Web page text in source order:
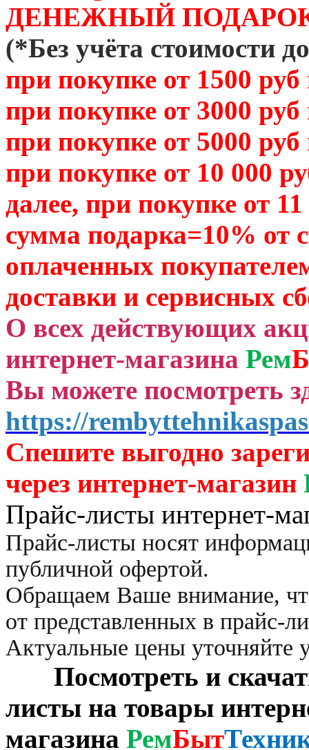
ДЕНЕЖНЫЙ
(*Без учёта стоимости
при покупке от 1500
при покупке от 3000
при покупке от 5000
при покупке от 10 000
далее, при покупке от
сумма подарка=10% от
оплаченных
доставки и сервисных
О всех действующих
интернет-магазина Рем
Вы можете посмотреть
https://
Спешите выгодно зар
через интернет-магазин
Прайс-листы интернет-
Прайс-листы носят
публичной офертой.
Обращаем Ваше внимание,
от представленных в прайс-
Актуальные цены уточняйте
Посмотреть и
листы на товары
магазина РемБыт